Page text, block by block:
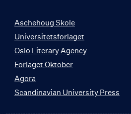
Aschehoug Skole
Universitetsforlaget
Oslo Literary Agency
Forlaget Oktober
Agora
Scandinavian University Press